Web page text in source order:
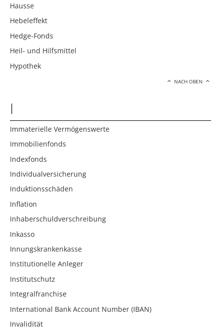
Hausse
Hebeleffekt
Hedge-Fonds
Heil- und Hilfsmittel
Hypothek
NACH OBEN
I
Immaterielle Vermögenswerte
Immobilienfonds
Indexfonds
Individualversicherung
Induktionsschäden
Inflation
Inhaberschuldverschreibung
Inkasso
Innungskrankenkasse
Institutionelle Anleger
Institutschutz
Integralfranchise
International Bank Account Number (IBAN)
Invalidität